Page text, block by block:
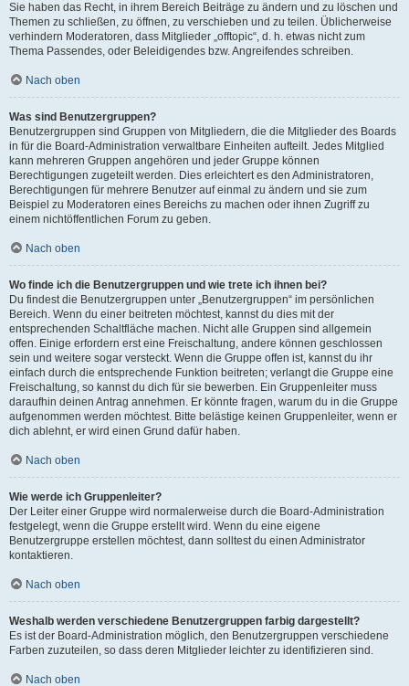
Sie haben das Recht, in ihrem Bereich Beiträge zu ändern und zu löschen und
Themen zu schließen, zu öffnen, zu verschieben und zu teilen. Üblicherweise
verhindern Moderatoren, dass Mitglieder „offtopic“, d. h. etwas nicht zum
Thema Passendes, oder Beleidigendes bzw. Angreifendes schreiben.
Nach oben
Was sind Benutzergruppen?
Benutzergruppen sind Gruppen von Mitgliedern, die die Mitglieder des Boards
in für die Board-Administration verwaltbare Einheiten aufteilt. Jedes Mitglied
kann mehreren Gruppen angehören und jeder Gruppe können
Berechtigungen zugeteilt werden. Dies erleichtert es den Administratoren,
Berechtigungen für mehrere Benutzer auf einmal zu ändern und sie zum
Beispiel zu Moderatoren eines Bereichs zu machen oder ihnen Zugriff zu
einem nichtöffentlichen Forum zu geben.
Nach oben
Wo finde ich die Benutzergruppen und wie trete ich ihnen bei?
Du findest die Benutzergruppen unter „Benutzergruppen“ im persönlichen
Bereich. Wenn du einer beitreten möchtest, kannst du dies mit der
entsprechenden Schaltfläche machen. Nicht alle Gruppen sind allgemein
offen. Einige erfordern erst eine Freischaltung, andere können geschlossen
sein und weitere sogar versteckt. Wenn die Gruppe offen ist, kannst du ihr
einfach durch die entsprechende Funktion beitreten; verlangt die Gruppe eine
Freischaltung, so kannst du dich für sie bewerben. Ein Gruppenleiter muss
daraufhin deinen Antrag annehmen. Er könnte fragen, warum du in die Gruppe
aufgenommen werden möchtest. Bitte belästige keinen Gruppenleiter, wenn er
dich ablehnt, er wird einen Grund dafür haben.
Nach oben
Wie werde ich Gruppenleiter?
Der Leiter einer Gruppe wird normalerweise durch die Board-Administration
festgelegt, wenn die Gruppe erstellt wird. Wenn du eine eigene
Benutzergruppe erstellen möchtest, dann solltest du einen Administrator
kontaktieren.
Nach oben
Weshalb werden verschiedene Benutzergruppen farbig dargestellt?
Es ist der Board-Administration möglich, den Benutzergruppen verschiedene
Farben zuzuteilen, so dass deren Mitglieder leichter zu identifizieren sind.
Nach oben